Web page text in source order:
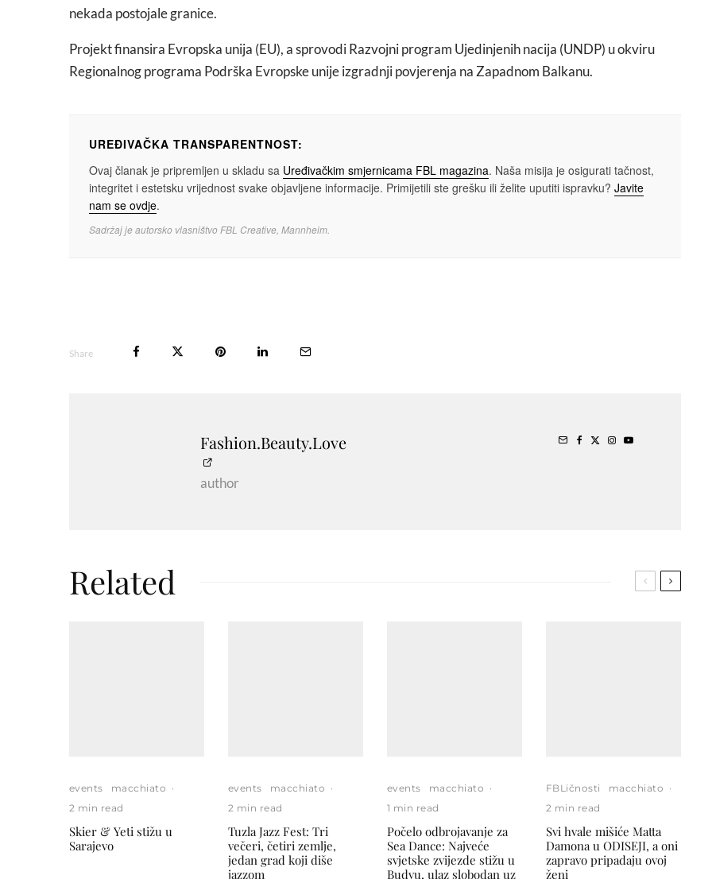
nekada postojale granice.
Projekt finansira Evropska unija (EU), a sprovodi Razvojni program Ujedinjenih nacija (UNDP) u okviru
Regionalnog programa Podrška Evropske unije izgradnji povjerenja na Zapadnom Balkanu.
UREĐIVAČKA TRANSPARENTNOST:
Ovaj članak je pripremljen u skladu sa Uređivačkim smjernicama FBL magazina. Naša misija je osigurati tačnost,
integritet i estetsku vrijednost svake objavljene informacije. Primijetili ste grešku ili želite uputiti ispravku? Javite
nam se ovdje.
Sadržaj je autorsko vlasništvo FBL Creative, Mannheim.
Share
Fashion.Beauty.Love
author
Related
events macchiato ·
2 min read
Skier & Yeti stižu u
Sarajevo
events macchiato ·
2 min read
Tuzla Jazz Fest: Tri
večeri, četiri zemlje,
jedan grad koji diše
jazzom
events macchiato ·
1 min read
Počelo odbrojavanje za
Sea Dance: Najveće
svjetske zvijezde stižu u
Budvu, ulaz slobodan uz
FBLičnosti macchiato ·
2 min read
Svi hvale mišiće Matta
Damona u ODISEJI, a oni
zapravo pripadaju ovoj
ženi